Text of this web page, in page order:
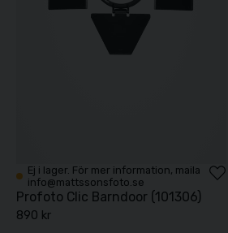
Ej i lager. För mer information, maila
info@mattssonsfoto.se
Profoto Clic Barndoor (101306)
890 kr